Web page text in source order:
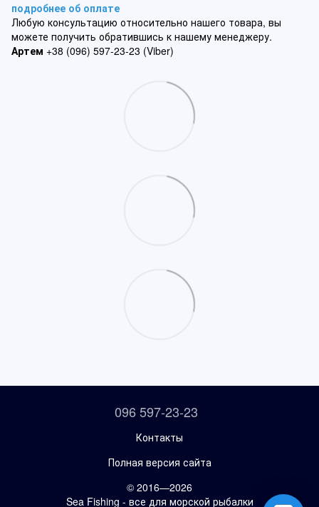
подробнее об оплате
Любую консультацию относительно нашего товара, вы
можете получить обратившись к нашему менеджеру.
Артем +38 (096) 597-23-23 (Viber)
096 597-23-23
Контакты
Полная версия сайта
© 2016—2026
Sea Fishing - все для морской рыбалки